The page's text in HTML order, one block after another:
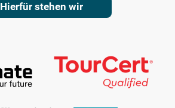
Hierfür stehen wir